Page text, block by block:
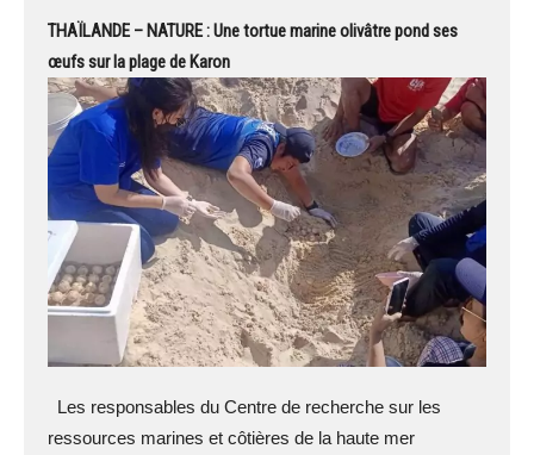
THAÏLANDE – NATURE : Une tortue marine olivâtre pond ses
œufs sur la plage de Karon
Les responsables du Centre de recherche sur les
ressources marines et côtières de la haute mer